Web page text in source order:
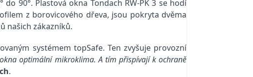
90°. Plastová okna Tondach RW-PK 3 se hodí
z borovicového dřeva, jsou pokryta dvěma
našich zákazníků.
systémem topSafe. Ten zvyšuje provozní
optimální mikroklima. A tím přispívají k ochraně
.